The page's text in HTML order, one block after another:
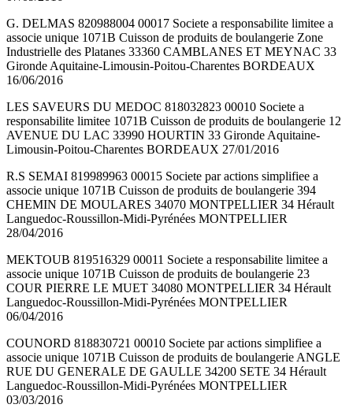
G. DELMAS 820988004 00017 Societe a responsabilite limitee a
associe unique 1071B Cuisson de produits de boulangerie Zone
Industrielle des Platanes 33360 CAMBLANES ET MEYNAC 33
Gironde Aquitaine-Limousin-Poitou-Charentes BORDEAUX
16/06/2016
LES SAVEURS DU MEDOC 818032823 00010 Societe a
responsabilite limitee 1071B Cuisson de produits de boulangerie 12
AVENUE DU LAC 33990 HOURTIN 33 Gironde Aquitaine-
Limousin-Poitou-Charentes BORDEAUX 27/01/2016
R.S SEMAI 819989963 00015 Societe par actions simplifiee a
associe unique 1071B Cuisson de produits de boulangerie 394
CHEMIN DE MOULARES 34070 MONTPELLIER 34 Hérault
Languedoc-Roussillon-Midi-Pyrénées MONTPELLIER
28/04/2016
MEKTOUB 819516329 00011 Societe a responsabilite limitee a
associe unique 1071B Cuisson de produits de boulangerie 23
COUR PIERRE LE MUET 34080 MONTPELLIER 34 Hérault
Languedoc-Roussillon-Midi-Pyrénées MONTPELLIER
06/04/2016
COUNORD 818830721 00010 Societe par actions simplifiee a
associe unique 1071B Cuisson de produits de boulangerie ANGLE
RUE DU GENERALE DE GAULLE 34200 SETE 34 Hérault
Languedoc-Roussillon-Midi-Pyrénées MONTPELLIER
03/03/2016